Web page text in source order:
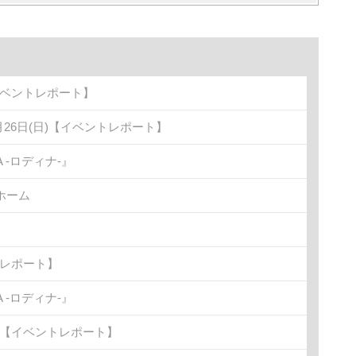
ントレポート】
日(日)【イベントレポート】
ロディナ-』
ーム
ポート】
ロディナ-』
イベントレポート】